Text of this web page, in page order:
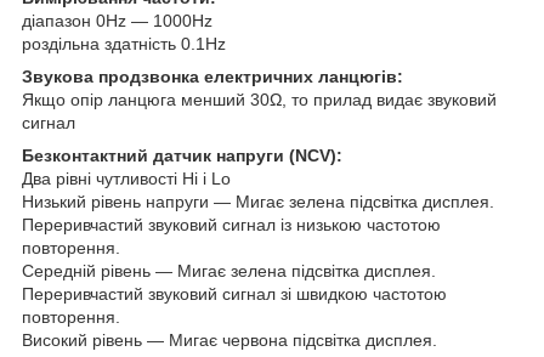
діапазон 0Hz — 1000Hz
роздільна здатність 0.1Hz
Звукова продзвонка електричних ланцюгів:
Якщо опір ланцюга менший 30Ω, то прилад видає звуковий
сигнал
Безконтактний датчик напруги (NCV):
Два рівні чутливості Hi і Lo
Низький рівень напруги — Мигає зелена підсвітка дисплея.
Переривчастий звуковий сигнал із низькою частотою
повторення.
Середній рівень — Мигає зелена підсвітка дисплея.
Переривчастий звуковий сигнал зі швидкою частотою
повторення.
Високий рівень — Мигає червона підсвітка дисплея.